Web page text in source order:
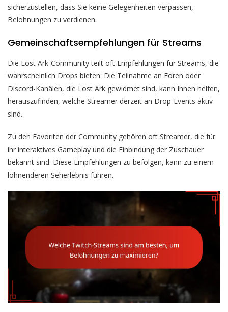
sicherzustellen, dass Sie keine Gelegenheiten verpassen,
Belohnungen zu verdienen.
Gemeinschaftsempfehlungen für Streams
Die Lost Ark-Community teilt oft Empfehlungen für Streams, die
wahrscheinlich Drops bieten. Die Teilnahme an Foren oder
Discord-Kanälen, die Lost Ark gewidmet sind, kann Ihnen helfen,
herauszufinden, welche Streamer derzeit an Drop-Events aktiv
sind.
Zu den Favoriten der Community gehören oft Streamer, die für
ihr interaktives Gameplay und die Einbindung der Zuschauer
bekannt sind. Diese Empfehlungen zu befolgen, kann zu einem
lohnenderen Seherlebnis führen.